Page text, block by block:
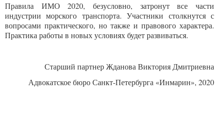
Правила ИМО 2020, безусловно, затронут все части
индустрии морского транспорта. Участники столкнутся с
вопросами практического, но также и правового характера.
Практика работы в новых условиях будет развиваться.
Старший партнер Жданова Виктория Дмитриевна
Адвокатское бюро Санкт-Петербурга «Инмарин», 2020